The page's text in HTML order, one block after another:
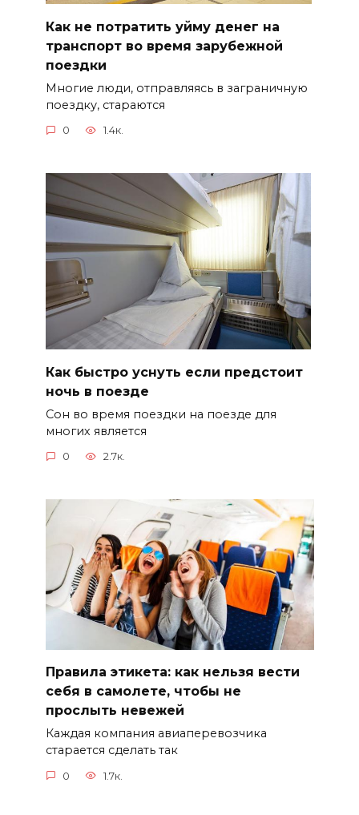
Как не потратить уйму денег на
транспорт во время зарубежной
поездки
Многие люди, отправляясь в заграничную
поездку, стараются
0 1.4к.
Как быстро уснуть если предстоит
ночь в поезде
Сон во время поездки на поезде для
многих является
0 2.7к.
Правила этикета: как нельзя вести
себя в самолете, чтобы не
прослыть невежей
Каждая компания авиаперевозчика
старается сделать так
0 1.7к.